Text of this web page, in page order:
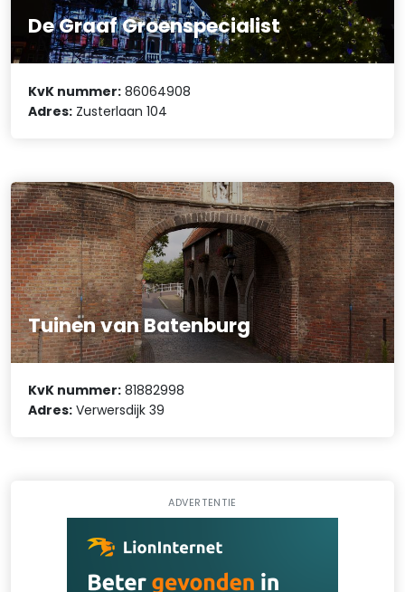
De Graaf Groenspecialist
KvK nummer: 86064908
Adres: Zusterlaan 104
Tuinen van Batenburg
KvK nummer: 81882998
Adres: Verwersdijk 39
ADVERTENTIE